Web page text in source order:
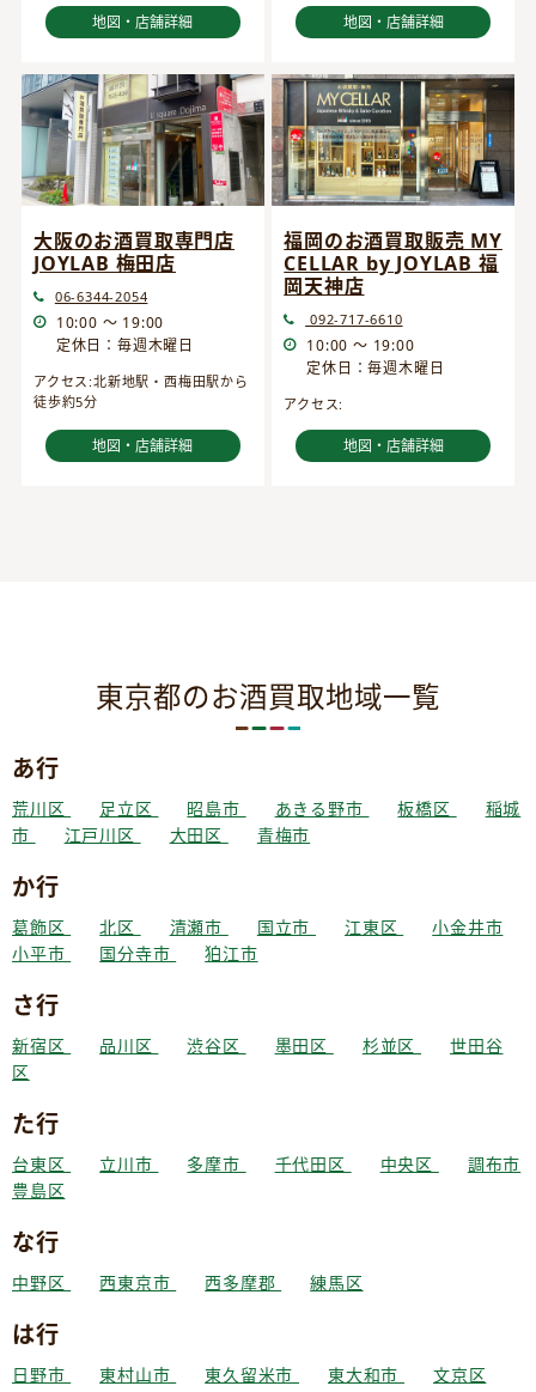
地図・店舗詳細 地図・店舗詳細
大阪のお酒買取専門店
JOYLAB 梅田店
06-6344-2054
10:00 ～ 19:00
定休日：毎週木曜日
アクセス:北新地駅・西梅田駅から
徒歩約5分
地図・店舗詳細
福岡のお酒買取販売 MY
CELLAR by JOYLAB 福
岡天神店
092-717-6610
10:00 ～ 19:00
定休日：毎週木曜日
アクセス:
地図・店舗詳細
東京都のお酒買取地域一覧
あ行
荒川区 足立区 昭島市 あきる野市 板橋区
稲城
市
江戸川区 大田区 青梅市
か行
葛飾区 北区 清瀬市 国立市 江東区
小金井市
小平市
国分寺市 狛江市
さ行
新宿区 品川区 渋谷区 墨田区 杉並区
世田谷
区
た行
台東区 立川市 多摩市 千代田区 中央区
調布市
豊島区
な行
中野区 西東京市 西多摩郡 練馬区
は行
日野市 東村山市 東久留米市 東大和市
文京区